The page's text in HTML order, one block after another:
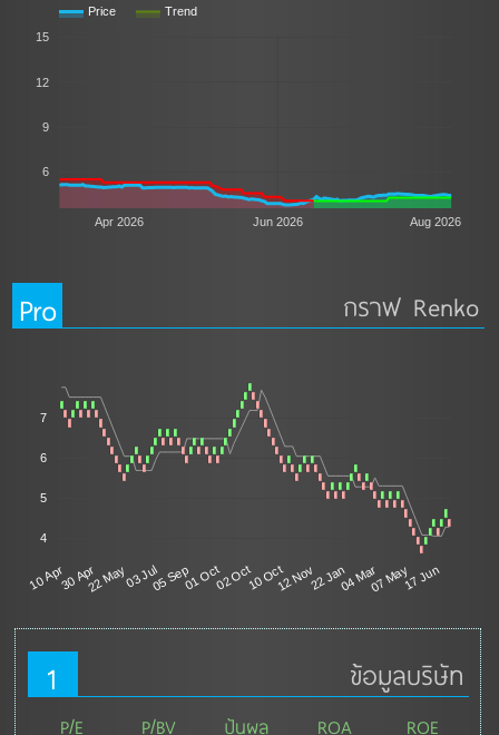
Price Trend
Apr 2026 Jun 2026 Aug 2026
6
9
12
15
Pro กราฟ Renko
10 Apr30 Apr22 May03 Jul05 Sep01 Oct02 Oct10 Oct12 Nov22 Jan04 Mar07 May17 Jun
4
5
6
7
1 ข้อมูลบริษัท
P/E P/BV ปันผล ROA ROE